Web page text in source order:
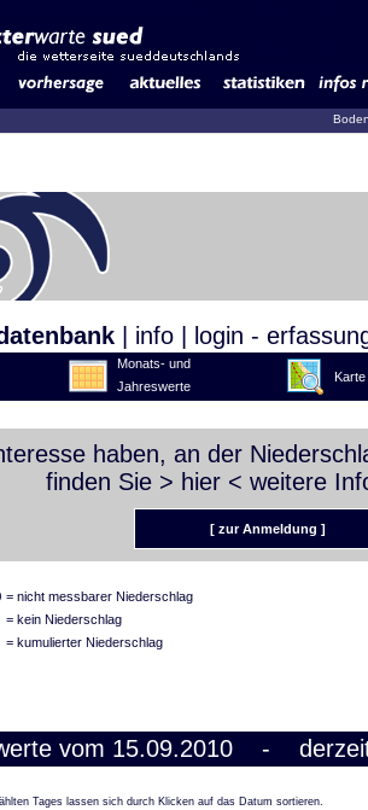
info login -
Monats- und
Jahreswerte
Karte
haben, an der
finden Sie > hier < weitere
[ zur Anmeldung ]
= nicht messbarer Niederschlag
= kein Niederschlag
= kumulierter Niederschlag
vom 15.09.2010 -
Tages lassen sich durch Klicken auf das Datum sortieren.